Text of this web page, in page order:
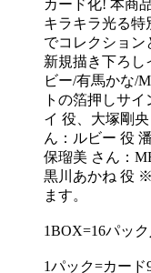
カード化! 本商
キラキラ光る特
でコレクション
新規描き下ろし
ビー/有馬かな/
トの箔押しサ
イ 役、大塚剛
ん：ルビー 役
保瑠美 さん：
黒川あかね 役
ます。
1BOX=16パック
1パック=カード